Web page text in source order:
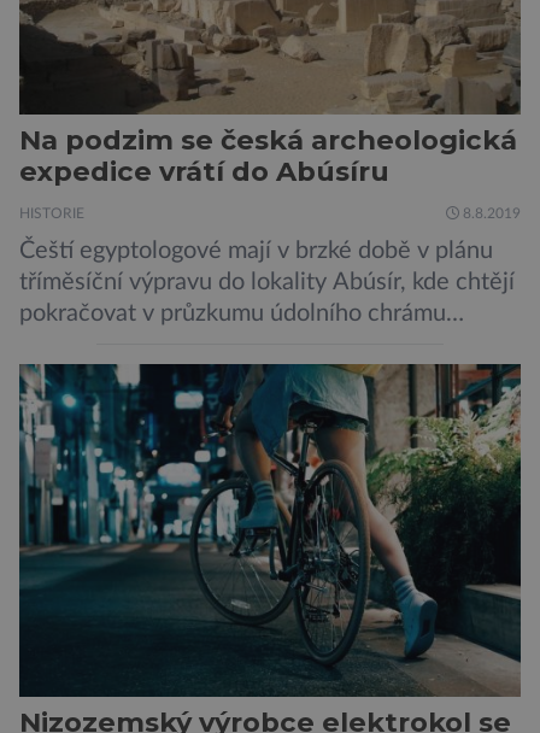
Na podzim se česká archeologická
expedice vrátí do Abúsíru
HISTORIE 8.8.2019
Čeští egyptologové mají v brzké době v plánu
tříměsíční výpravu do lokality Abúsír, kde chtějí
pokračovat v průzkumu údolního chrámu
Ceje. Lucie Jirásková z Českého
egyptologického ústavu FF UK řekla, že je
v plánu také zpracování vykopaných předmětů.
„V průběhu výzkumů není moc času na
zpracování nálezů. Necháváme si na to tedy
měsíc, kdy […]
Nizozemský výrobce elektrokol se